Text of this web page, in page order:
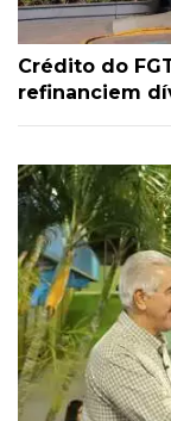
Crédito do
refinanciem